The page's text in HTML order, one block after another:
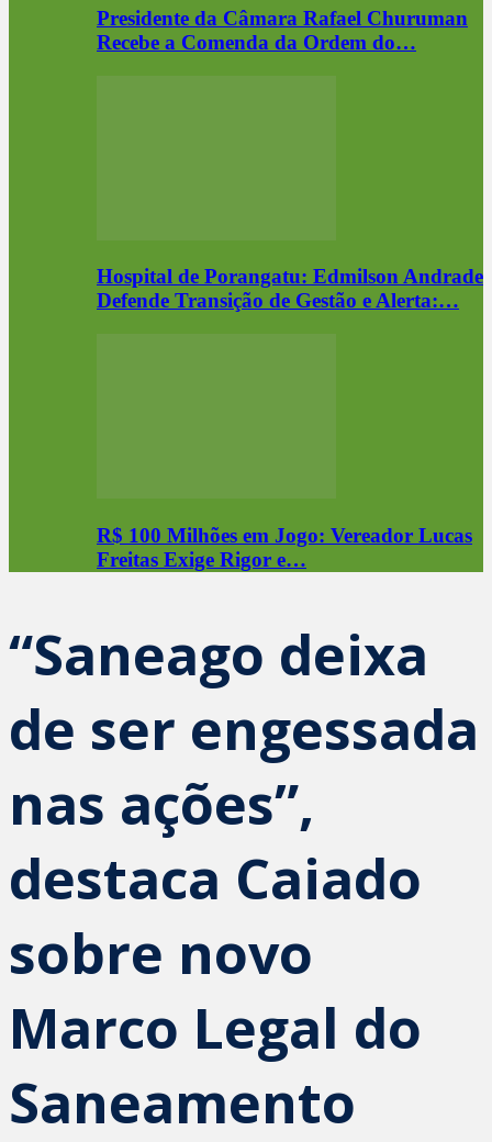
Presidente da Câmara Rafael Churuman
Recebe a Comenda da Ordem do…
Hospital de Porangatu: Edmilson Andrade
Defende Transição de Gestão e Alerta:…
R$ 100 Milhões em Jogo: Vereador Lucas
Freitas Exige Rigor e…
“Saneago deixa
de ser engessada
nas ações”,
destaca Caiado
sobre novo
Marco Legal do
Saneamento